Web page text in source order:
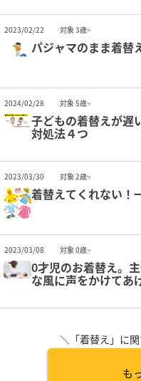
2023/02/22 対象 3歳~
パジャマのまま着替
2024/02/28 対象 5歳~
子どもの着替えが遅
対処法４つ
2023/03/30 対象 2歳~
着替えてくれない！
2023/03/08 対象 0歳~
0才児のお着替え。
な風に声をかけてあ
＼「着替え」に
も